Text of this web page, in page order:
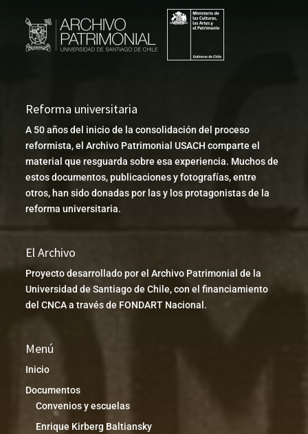
Reforma universitaria
A 50 años del inicio de la consolidación del proceso
reformista, el Archivo Patrimonial USACH comparte el
material que resguarda sobre esa experiencia. Muchos de
estos documentos, publicaciones y fotografías, entre
otros, han sido donadas por las y los protagonistas de la
reforma universitaria.
El Archivo
Proyecto desarrollado por el Archivo Patrimonial de la
Universidad de Santiago de Chile, con el financiamiento
del CNCA a través de FONDART Nacional.
Menú
Inicio
Documentos
Convenios y escuelas
Enrique Kirberg Baltiansky